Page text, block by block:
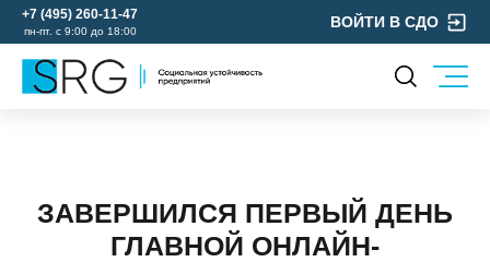
+7 (495) 260-11-47
пн-пт. с 9:00 до 18:00
ВОЙТИ В СДО
УЧЕБНЫЙ ЦЕНТР
ЭКОЛОГИЯ
ЗАВЕРШИЛСЯ ПЕРВЫЙ ДЕНЬ
ГЛАВНОЙ ОНЛАЙН-